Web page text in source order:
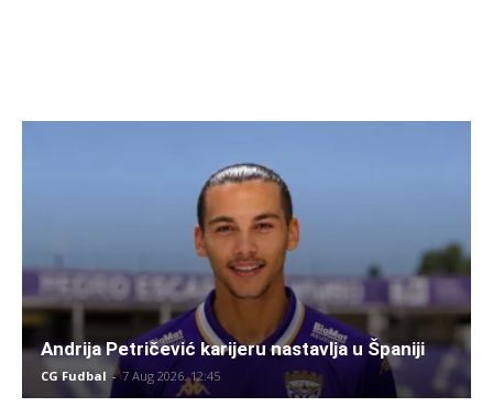
Andrija Petričević karijeru nastavlja u Španiji
CG Fudbal - 7 Aug 2026. 12:45